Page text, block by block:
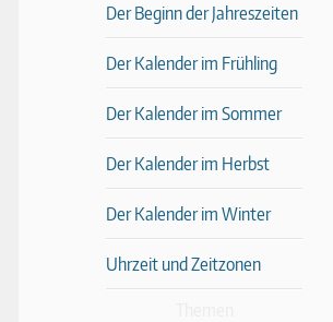
Der Beginn der Jahreszeiten
Der Kalender im Frühling
Der Kalender im Sommer
Der Kalender im Herbst
Der Kalender im Winter
Uhrzeit und Zeitzonen